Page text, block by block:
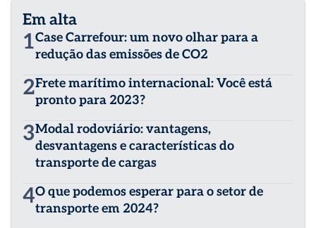
Em alta
1Case Carrefour: um novo olhar para a
redução das emissões de CO2
2Frete marítimo internacional: Você está
pronto para 2023?
3Modal rodoviário: vantagens,
desvantagens e características do
transporte de cargas
4O que podemos esperar para o setor de
transporte em 2024?